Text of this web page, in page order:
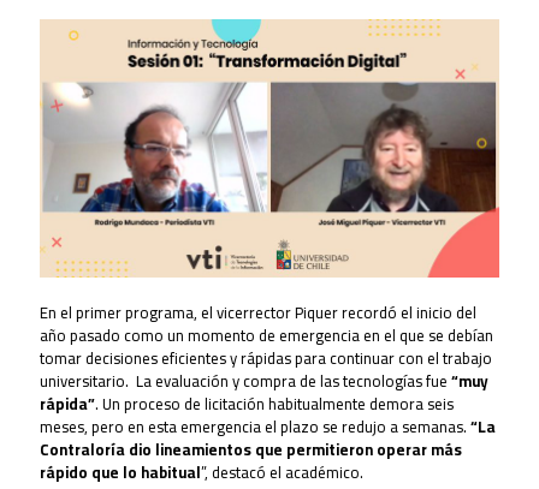
En el primer programa, el vicerrector Piquer recordó el inicio del
año pasado como un momento de emergencia en el que se debían
tomar decisiones eficientes y rápidas para continuar con el trabajo
universitario. La evaluación y compra de las tecnologías fue“muy
rápida”. Un proceso de licitación habitualmente demora seis
meses, pero en esta emergencia el plazo se redujo a semanas.“La
Contraloría dio lineamientos que permitieron operar más
rápido que lo habitual”, destacó el académico.